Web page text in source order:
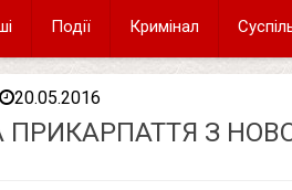
Події Кримінал
20.05.2016
ПРИКАРПАТТЯ З